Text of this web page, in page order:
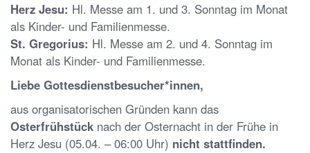
Herz Jesu: Hl. Messe am 1. und 3. Sonntag im Monat
als Kinder- und Familienmesse.
St. Gregorius: Hl. Messe am 2. und 4. Sonntag im
Monat als Kinder- und Familienmesse.
Liebe Gottesdienstbesucher*innen,
aus organisatorischen Gründen kann das
Osterfrühstück nach der Osternacht in der Frühe in
Herz Jesu (05.04. – 06:00 Uhr) nicht stattfinden.